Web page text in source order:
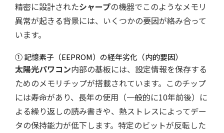
精密に設計されたシャープの機器でこのようなメモリ
異常が起きる背景には、いくつかの要因が絡み合って
います。
① 記憶素子（EEPROM）の経年劣化（内的要因）
太陽光パワコン内部の基板には、設定情報を保存する
ためのメモリチップが搭載されています。このチップ
には寿命があり、長年の使用（一般的に10年前後）に
よる繰り返しの読み書きや、熱ストレスによってデー
タの保持能力が低下します。特定のビットが反転した